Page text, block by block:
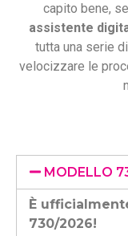
capito bene,
assistente
tutta una serie
velocizzare le
MODELLO
È
730/2026!